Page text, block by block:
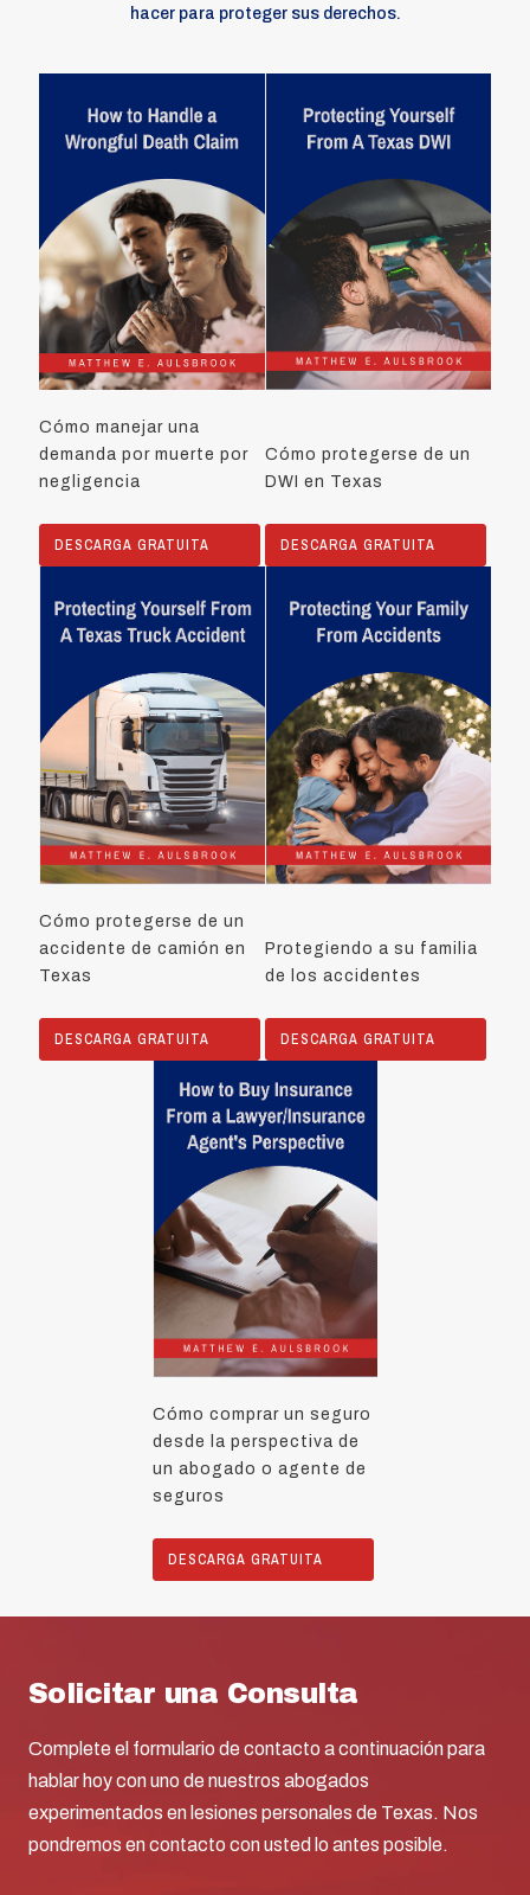
hacer para proteger sus derechos.
Cómo manejar una
demanda por muerte por
negligencia
DESCARGA GRATUITA
Cómo protegerse de un
DWI en Texas
DESCARGA GRATUITA
Cómo protegerse de un
accidente de camión en
Texas
DESCARGA GRATUITA
Protegiendo a su familia
de los accidentes
DESCARGA GRATUITA
Cómo comprar un seguro
desde la perspectiva de
un abogado o agente de
seguros
DESCARGA GRATUITA
Solicitar una Consulta
Complete el formulario de contacto a continuación para
hablar hoy con uno de nuestros abogados
experimentados en lesiones personales de Texas. Nos
pondremos en contacto con usted lo antes posible.